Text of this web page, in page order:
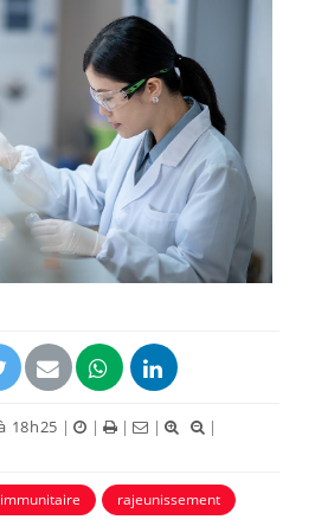
18h25 | | | |
|
rajeunissement